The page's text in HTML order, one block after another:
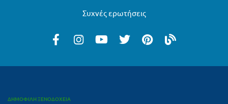
Μυστράς
Συχνές ερωτήσεις
ΔΗΜΟΦΙΛΗ ΞΕΝΟΔΟΧΕΙΑ